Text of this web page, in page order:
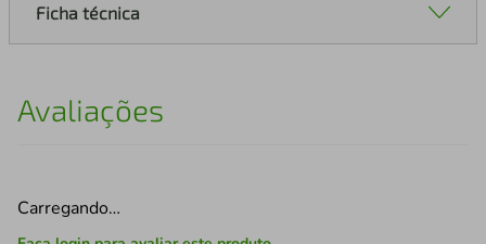
Ficha técnica
Avaliações
Carregando…